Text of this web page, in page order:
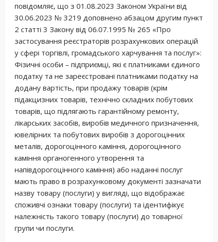
повідомляє, що з 01.08.2023 Законом України від
30.06.2023 № 3219 доповнено абзацом другим пункт
2 статті 3 Закону від 06.07.1995 № 265 «Про
застосування реєстраторів розрахункових операцій
у сфері торгівлі, громадського харчування та послуг»:
Фізичні особи – підприємці, які є платниками єдиного
податку та не зареєстровані платниками податку на
додану вартість, при продажу товарів (крім
підакцизних товарів, технічно складних побутових
товарів, що підлягають гарантійному ремонту,
лікарських засобів, виробів медичного призначення,
ювелірних та побутових виробів з дорогоцінних
металів, дорогоцінного каміння, дорогоцінного
каміння органогенного утворення та
напівдорогоцінного каміння) або наданні послуг
мають право в розрахунковому документі зазначати
назву товару (послуги) у вигляді, що відображає
споживчі ознаки товару (послуги) та ідентифікує
належність такого товару (послуги) до товарної
групи чи послуги.